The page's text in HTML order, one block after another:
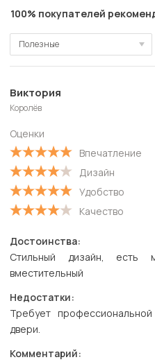
100% покупателей
Полезные
Полезные
Новые
Старые
С высокой оценкой
С низкой оценкой
Виктория
Королёв
Оценки
Впечатление
Дизайн
Удобство
Качество
Достоинства:
Стильный дизайн, есть
вместительный
Недостатки:
Требует
двери.
Комментарий: